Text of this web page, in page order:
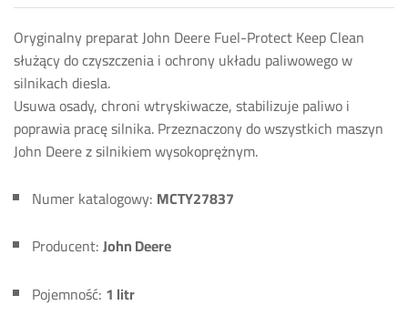
Oryginalny preparat John Deere Fuel-Protect Keep Clean
służący do czyszczenia i ochrony układu paliwowego w
silnikach diesla.
Usuwa osady, chroni wtryskiwacze, stabilizuje paliwo i
poprawia pracę silnika. Przeznaczony do wszystkich maszyn
John Deere z silnikiem wysokoprężnym.
Numer katalogowy: MCTY27837
Producent:John Deere
Pojemność: 1 litr